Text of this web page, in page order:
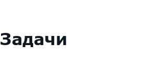
Задачи